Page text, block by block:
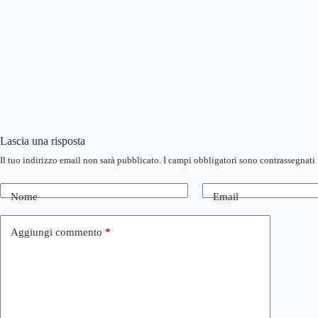
Lascia una risposta
Il tuo indirizzo email non sarà pubblicato. I campi obbligatori sono contrassegnati
Nome Email
Aggiungi commento *